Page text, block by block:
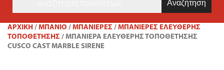
ΑΡΧΙΚΉ / ΜΠΑΝΙΟ / ΜΠΑΝΙΈΡΕΣ / ΜΠΑΝΙΈΡΕΣ ΕΛΕΎΘΕΡΗΣ
ΤΟΠΟΘΈΤΗΣΗΣ / ΜΠΑΝΙΈΡΑ ΕΛΕΎΘΕΡΗΣ ΤΟΠΟΘΈΤΗΣΗΣ
CUSCO CAST MARBLE SIRENE